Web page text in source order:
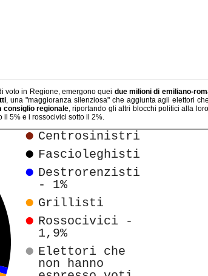
voto in Regione, emergono quei due milioni di emiliano-
, una "maggioranza silenziosa" che aggiunta agli elettori
consiglio regionale, riportando gli altri blocchi politici alla
il 5% e i rossocivici sotto il 2%.